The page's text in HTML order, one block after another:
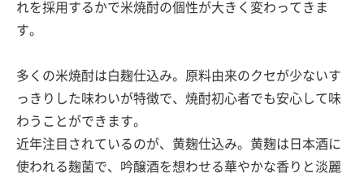
れを採用するかで米焼酎の個性が大きく変わってきま
す。
多くの米焼酎は白麹仕込み。原料由来のクセが少ないす
っきりした味わいが特徴で、焼酎初心者でも安心して味
わうことができます。
近年注目されているのが、黄麹仕込み。黄麹は日本酒に
使われる麹菌で、吟醸酒を想わせる華やかな香りと淡麗